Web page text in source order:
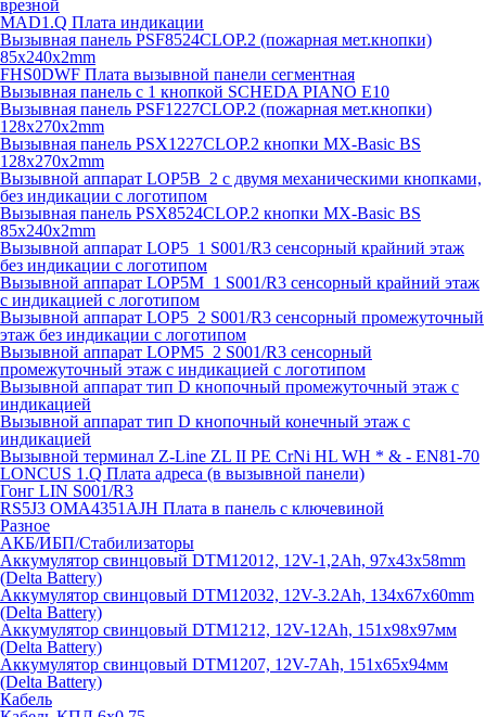
врезной
MAD1.Q Плата индикации
Вызывная панель PSF8524CLOP.2 (пожарная мет.кнопки)
85х240х2mm
FHS0DWF Плата вызывной панели сегментная
Вызывная панель с 1 кнопкой SCHEDA PIANO E10
Вызывная панель PSF1227CLOP.2 (пожарная мет.кнопки)
128х270х2mm
Вызывная панель PSX1227CLOP.2 кнопки MX-Basic BS
128х270х2mm
Вызывной аппарат LOP5B_2 с двумя механическими кнопками,
без индикации с логотипом
Вызывная панель PSX8524CLOP.2 кнопки MX-Basic BS
85х240х2mm
Вызывной аппарат LOP5_1 S001/R3 сенсорный крайний этаж
без индикации с логотипом
Вызывной аппарат LOP5M_1 S001/R3 сенсорный крайний этаж
с индикацией с логотипом
Вызывной аппарат LOP5_2 S001/R3 сенсорный промежуточный
этаж без индикации с логотипом
Вызывной аппарат LOPM5_2 S001/R3 сенсорный
промежуточный этаж с индикацией с логотипом
Вызывной аппарат тип D кнопочный промежуточный этаж с
индикацией
Вызывной аппарат тип D кнопочный конечный этаж с
индикацией
Вызывной терминал Z-Line ZL II PE CrNi HL WH * & - EN81-70
LONCUS 1.Q Плата адреса (в вызывной панели)
Гонг LIN S001/R3
RS5J3 OMA4351AJH Плата в панель с ключевиной
Разное
АКБ/ИБП/Стабилизаторы
Аккумулятор свинцовый DTM12012, 12V-1,2Ah, 97х43х58mm
(Delta Battery)
Аккумулятор свинцовый DTM12032, 12V-3.2Ah, 134x67x60mm
(Delta Battery)
Аккумулятор свинцовый DTM1212, 12V-12Ah, 151х98х97мм
(Delta Battery)
Аккумулятор свинцовый DTM1207, 12V-7Ah, 151х65х94мм
(Delta Battery)
Кабель